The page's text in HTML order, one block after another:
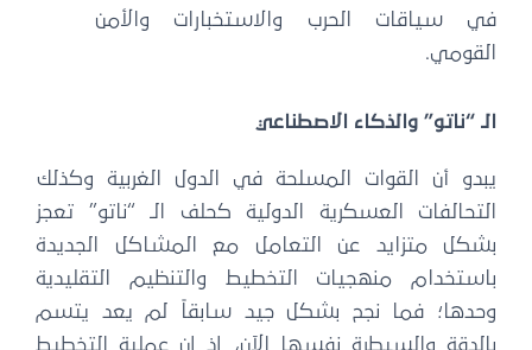
في سياقات الحرب والاستخبارات والأمن
القومي.
الـ “ناتو” والذكاء الاصطناعي
يبدو أن القوات المسلحة في الدول الغربية وكذلك
التحالفات العسكرية الدولية كحلف الـ “ناتو” تعجز
بشكل متزايد عن التعامل مع المشاكل الجديدة
باستخدام منهجيات التخطيط والتنظيم التقليدية
وحدها؛ فما نجح بشكل جيد سابقاً لم يعد يتسم
بالدقة والسيطرة نفسها الآن، إذ إن عملية التخطيط